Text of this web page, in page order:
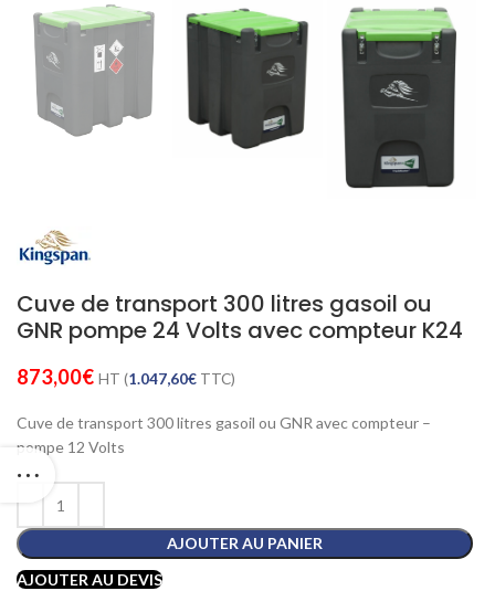
Cuve de transport 300 litres gasoil ou
GNR pompe 24 Volts avec compteur K24
873,00€ HT (1.047,60€ TTC)
Cuve de transport 300 litres gasoil ou GNR avec compteur –
pompe 12 Volts
AJOUTER AU PANIER
AJOUTER AU DEVIS